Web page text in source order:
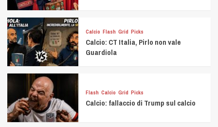
Calcio Flash Grid Picks
Calcio: CT Italia, Pirlo non vale
Guardiola
Flash Calcio Grid Picks
Calcio: fallaccio di Trump sul calcio